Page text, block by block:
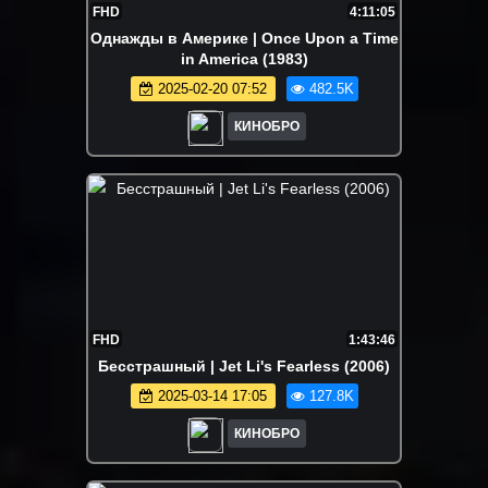
FHD 4:11:05
Однажды в Америке | Once Upon a Time
in America (1983)
2025-02-20 07:52 482.5K
КИНОБРО
FHD 1:43:46
Бесстрашный | Jet Li's Fearless (2006)
2025-03-14 17:05 127.8K
КИНОБРО